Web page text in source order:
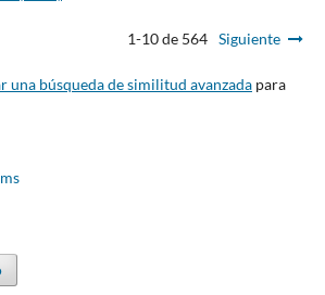
1-10 de 564 Siguiente
una búsqueda de similitud avanzadapara